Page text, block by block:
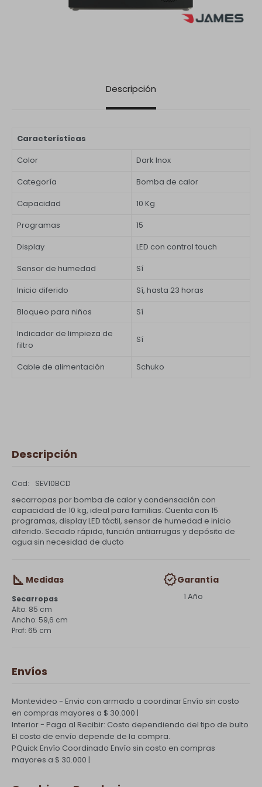
Descripción
Características
Color
Dark Inox
Categoría
Bomba de calor
Capacidad
10 Kg
Programas
15
Display
LED con control touch
Sensor de humedad
Sí
Inicio diferido
Sí, hasta 23 horas
Bloqueo para niños
Sí
Indicador de limpieza de
filtro
Sí
Cable de alimentación Schuko
Descripción
SEV10BCD
secarropas por bomba de calor y condensación con
capacidad de 10 kg, ideal para familias. Cuenta con 15
programas, display LED táctil, sensor de humedad e inicio
diferido. Secado rápido, función antiarrugas y depósito de
agua sin necesidad de ducto
Medidas
Secarropas
85 cm
59,6 cm
65 cm
Garantía
1 Año
Envíos
Montevideo - Envio con armado a coordinarEnvío sin costo
en compras mayores a $ 30.000 |
Interior - Paga al Recibir: Costo dependiendo del tipo de bulto
El costo de envío depende de la compra.
PQuick Envío Coordinado Envío sin costo en compras
mayores a $ 30.000 |